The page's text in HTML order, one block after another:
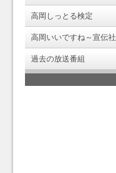
高岡しっとる検定
高岡いいですね～宣伝社
過去の放送番組